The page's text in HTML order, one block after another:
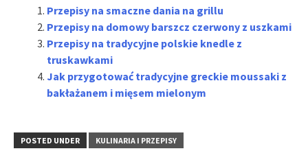
Przepisy na smaczne dania na grillu
Przepisy na domowy barszcz czerwony z uszkami
Przepisy na tradycyjne polskie knedle z
truskawkami
Jak przygotować tradycyjne greckie moussaki z
bakłażanem i mięsem mielonym
POSTED UNDER KULINARIA I PRZEPISY